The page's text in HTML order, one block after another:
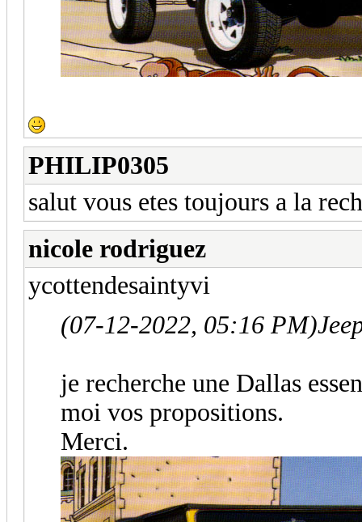
PHILIP0305
salut vous etes toujours a la
nicole rodriguez
ycottendesaintyvi
(07-12-2022, 05:16 PM)
je recherche une Dallas
moi vos propositions.
Merci.